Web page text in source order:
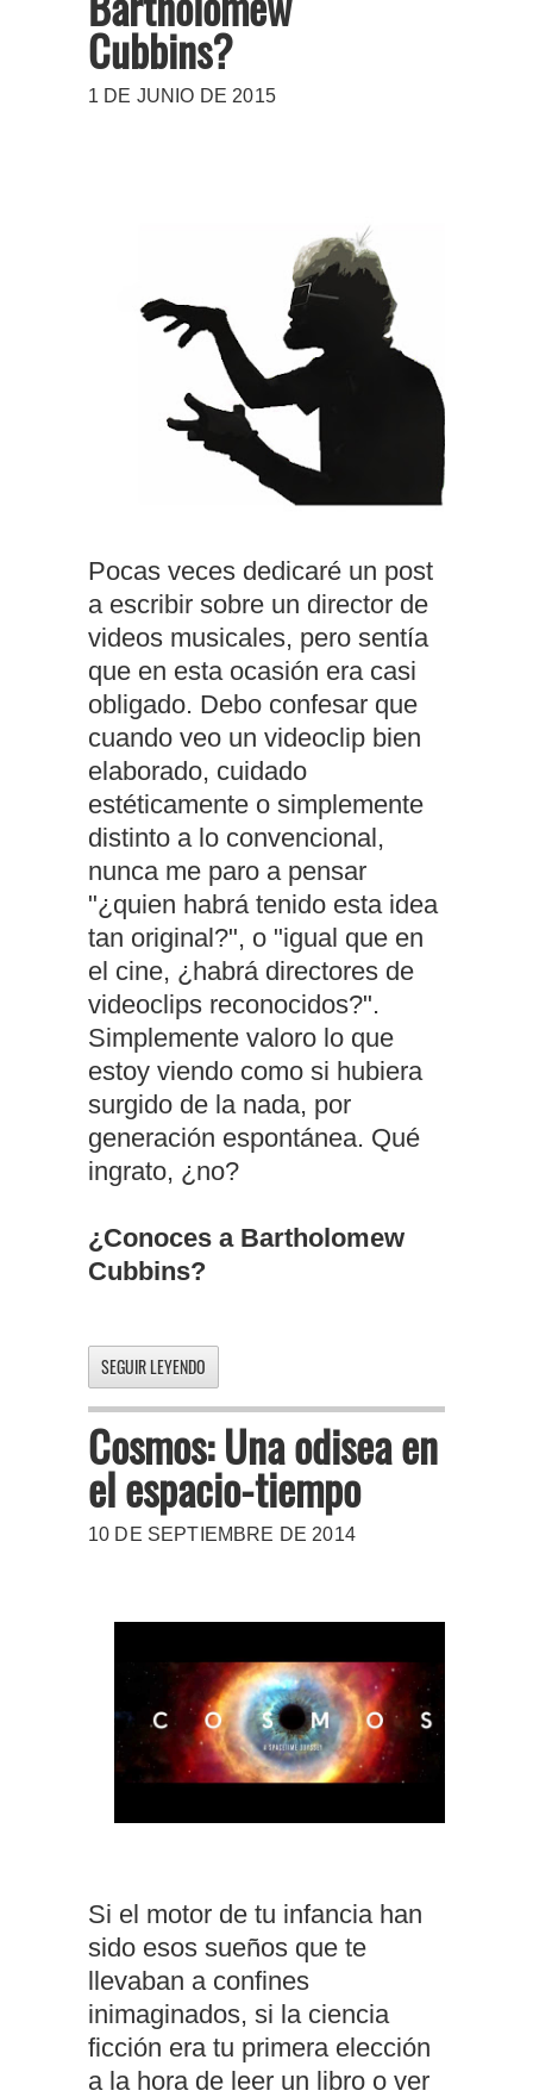
Cubbins?
1 DE JUNIO DE 2015
Pocas veces dedicaré un post
a escribir sobre un director de
videos musicales, pero sentía
que en esta ocasión era casi
obligado. Debo confesar que
cuando veo un videoclip bien
elaborado, cuidado
estéticamente o simplemente
distinto a lo convencional,
nunca me paro a pensar
"¿quien habrá tenido esta idea
tan original?", o "igual que en
el cine, ¿habrá directores de
videoclips reconocidos?".
Simplemente valoro lo que
estoy viendo como si hubiera
surgido de la nada, por
generación espontánea. Qué
ingrato, ¿no?
¿Conoces a Bartholomew
Cubbins?
SEGUIR LEYENDO
Cosmos: Una odisea en
el espacio-tiempo
10 DE SEPTIEMBRE DE 2014
Si el motor de tu infancia han
sido esos sueños que te
llevaban a confines
inimaginados, si la ciencia
ficción era tu primera elección
a la hora de leer un libro o ver